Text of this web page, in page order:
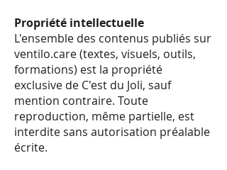
Propriété intellectuelle
L'ensemble des contenus publiés sur
ventilo.care (textes, visuels, outils,
formations) est la propriété
exclusive de C'est du Joli, sauf
mention contraire. Toute
reproduction, même partielle, est
interdite sans autorisation préalable
écrite.